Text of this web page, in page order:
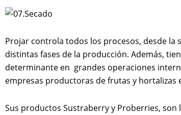
Projar controla todos los procesos, desde la
distintas fases de la producción. Además,
determinante en grandes operaciones
empresas productoras de frutas y hortalizas
Sus productos Sustraberry y Proberries,